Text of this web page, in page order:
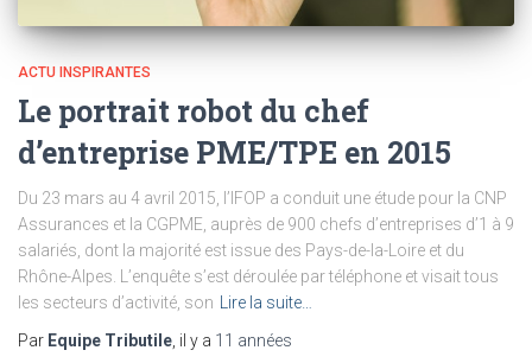
ACTU INSPIRANTES
Le portrait robot du chef
d’entreprise PME/TPE en 2015
Du 23 mars au 4 avril 2015, l’IFOP a conduit une étude pour la CNP
Assurances et la CGPME, auprès de 900 chefs d’entreprises d’1 à 9
salariés, dont la majorité est issue des Pays-de-la-Loire et du
Rhône-Alpes. L’enquête s’est déroulée par téléphone et visait tous
les secteurs d’activité, son Lire la suite…
Par Equipe Tributile, il y a 11 années